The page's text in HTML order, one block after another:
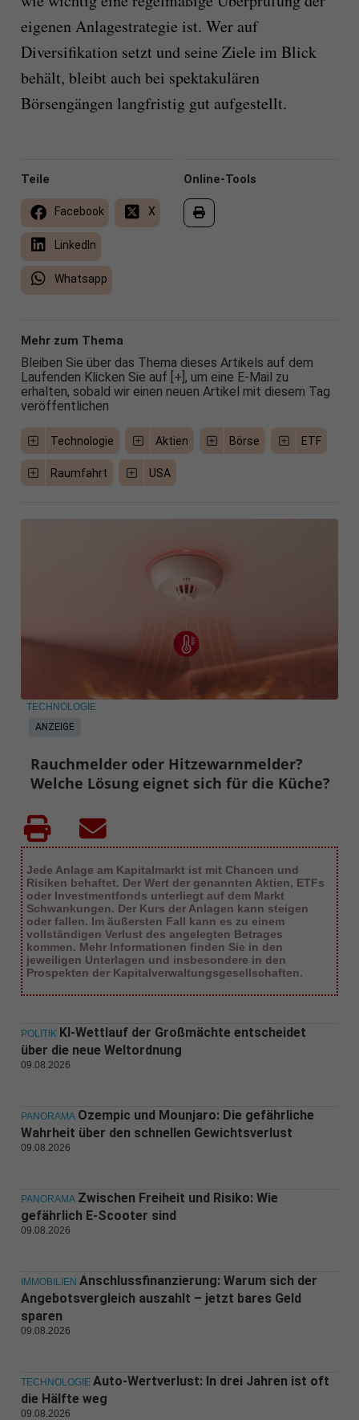
eigenen Anlagestrategie ist. Wer auf
Diversifikation setzt und seine Ziele im Blick
behält, bleibt auch bei spektakulären
Börsengängen langfristig gut aufgestellt.
Online-Tools
Teile
Facebook X
LinkedIn
Whatsapp
Mehr zum Thema
Bleiben Sie über das Thema dieses Artikels auf dem
Laufenden Klicken Sie auf [+], um eine E-Mail zu
erhalten, sobald wir einen neuen Artikel mit diesem Tag
veröffentlichen
Technologie Aktien Börse ETF
Raumfahrt USA
ANZEIGE
TECHNOLOGIE
Rauchmelder oder Hitzewarnmelder?
Welche Lösung eignet sich für die Küche?
Jede Anlage am Kapitalmarkt ist mit Chancen und
Risiken behaftet. Der Wert der genannten Aktien, ETFs
oder Investmentfonds unterliegt auf dem Markt
Schwankungen. Der Kurs der Anlagen kann steigen
oder fallen. Im äußersten Fall kann es zu einem
vollständigen Verlust des angelegten Betrages
kommen. Mehr Informationen finden Sie in den
jeweiligen Unterlagen und insbesondere in den
Prospekten der Kapitalverwaltungsgesellschaften.
POLITIK KI-Wettlauf der Großmächte entscheidet
über die neue Weltordnung
09.08.2026
PANORAMA Ozempic und Mounjaro: Die gefährliche
Wahrheit über den schnellen Gewichtsverlust
09.08.2026
PANORAMA Zwischen Freiheit und Risiko: Wie
gefährlich E-Scooter sind
09.08.2026
IMMOBILIEN Anschlussfinanzierung: Warum sich der
Angebotsvergleich auszahlt – jetzt bares Geld
sparen
09.08.2026
TECHNOLOGIE Auto-Wertverlust: In drei Jahren ist oft
die Hälfte weg
09.08.2026